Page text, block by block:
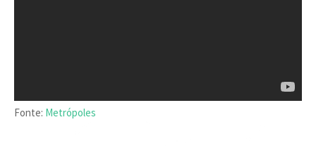
Fonte: Metrópoles